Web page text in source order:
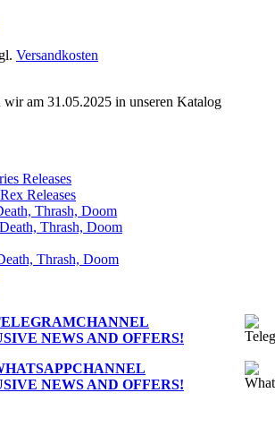
Versandkosten
am 31.05.2025 in unseren Katalog
Releases
Releases
Thrash, Doom
Thrash, Doom
Thrash, Doom
NEWS AND OFFERS!
NEWS AND OFFERS!